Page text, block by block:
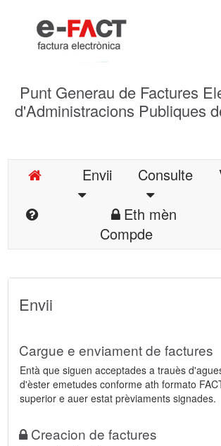
Punt Generau de Factures
d'Administracions Publiques
Envii Consulte
Eth mèn
Compde
Envii
Cargue e enviament de factures
Entà que siguen acceptades a trauès
d'èster emetudes conforme ath formato
superior e auer estat prèviaments signades.
Creacion de factures